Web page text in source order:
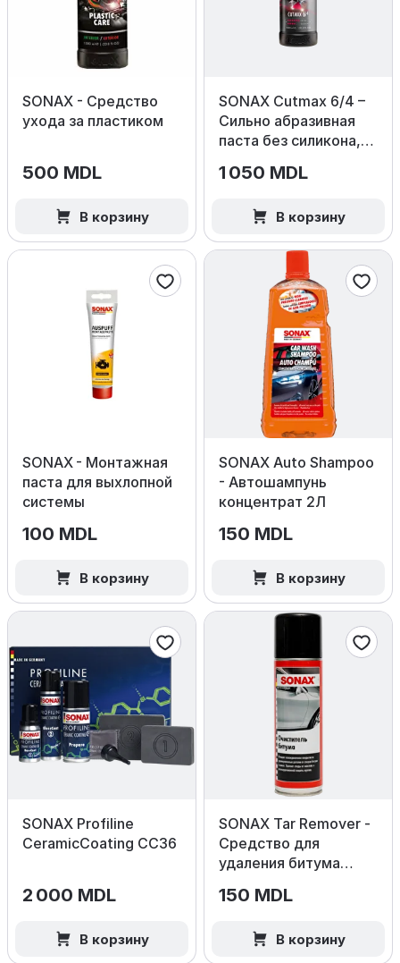
SONAX - Средство
ухода за пластиком
500 MDL
В корзину
SONAX Cutmax 6/4 –
Сильно абразивная
паста без силикона,
1 050 MDL
В корзину
SONAX - Монтажная
паста для выхлопной
системы
100 MDL
В корзину
SONAX Auto Shampoo
- Автошампунь
концентрат 2Л
150 MDL
В корзину
SONAX Profiline
CeramicCoating CC36
2 000 MDL
В корзину
SONAX Tar Remover -
Средство для
удаления битума
150 MDL
В корзину